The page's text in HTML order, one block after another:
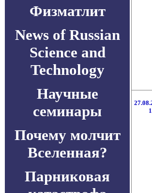
Физматлит
News of Russian
Science and
Technology
Научные
семинары
Почему молчит
Вселенная?
Парниковая